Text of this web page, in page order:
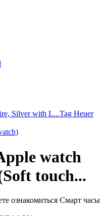
Silver with L...Tag Heuer
watch
touch...
ознакомиться Смарт часы